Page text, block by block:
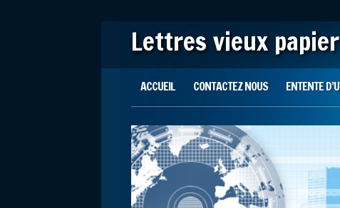
Lettres vieux
Main menu
ACCUEIL CONTACTEZ NOUS ENTENTE